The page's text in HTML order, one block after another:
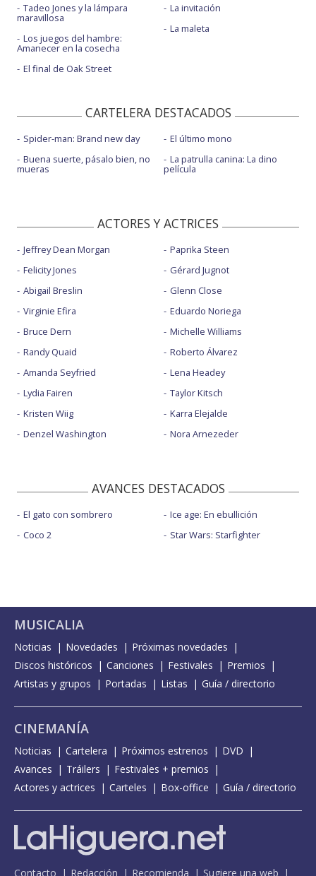
Tadeo Jones y la lámpara
maravillosa
Los juegos del hambre:
Amanecer en la cosecha
El final de Oak Street
La invitación
La maleta
CARTELERA DESTACADOS
Spider-man: Brand new day
Buena suerte, pásalo bien, no
mueras
El último mono
La patrulla canina: La dino
película
ACTORES Y ACTRICES
Jeffrey Dean Morgan
Felicity Jones
Abigail Breslin
Virginie Efira
Bruce Dern
Randy Quaid
Amanda Seyfried
Lydia Fairen
Kristen Wiig
Denzel Washington
Paprika Steen
Gérard Jugnot
Glenn Close
Eduardo Noriega
Michelle Williams
Roberto Álvarez
Lena Headey
Taylor Kitsch
Karra Elejalde
Nora Arnezeder
AVANCES DESTACADOS
El gato con sombrero
Coco 2
Ice age: En ebullición
Star Wars: Starfighter
MUSICALIA
Noticias Novedades
Próximas novedades
Discos históricos
Canciones Festivales
Premios
Artistas y grupos
Portadas Listas Guía / directorio
CINEMANÍA
Noticias Cartelera Próximos estrenos
DVD
Avances
Tráilers
Festivales + premios
Actores y actrices
Carteles Box-office Guía / directorio
Contacto Redacción Recomienda Sugiere una web